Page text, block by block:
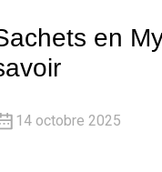
en
14 octobre 2025